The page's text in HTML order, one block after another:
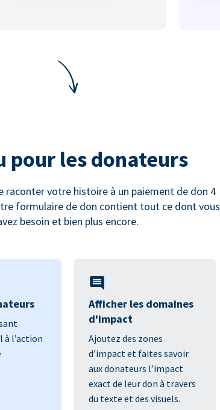
pour les donateurs
raconter votre histoire à un paiement de don 4
formulaire de don contient tout ce dont vous
besoin et bien plus encore.
à l’action
Afficher les domaines
d'impact
Ajoutez des zones
d’impact et faites savoir
aux donateurs l’impact
exact de leur don à travers
du texte et des visuels.